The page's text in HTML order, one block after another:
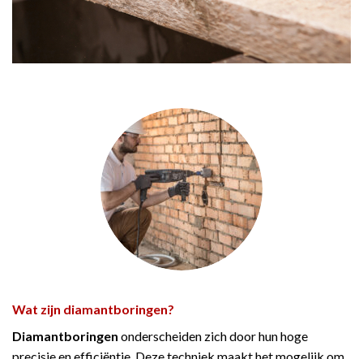
Wat zijn diamantboringen?
Diamantboringen onderscheiden zich door hun hoge